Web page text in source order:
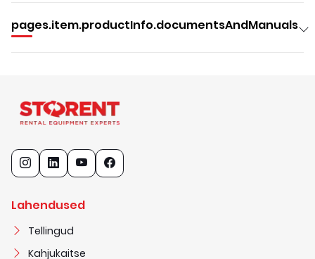
pages.item.productInfo.documentsAndManuals
Lahendused
Tellingud
Kahjukaitse